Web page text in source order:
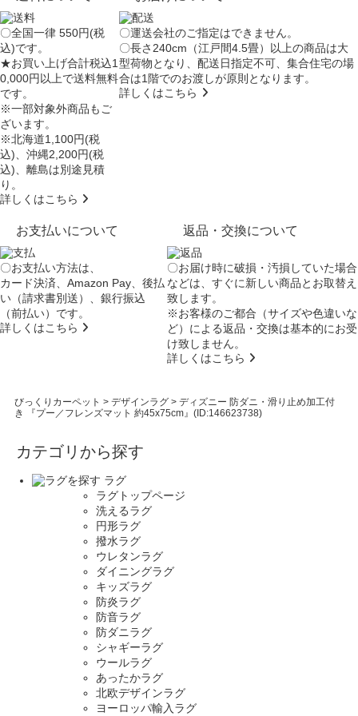
〇全国一律 550円(税
込)です。
★お買い上げ合計税込1
0,000円以上で送料無料
です。
※一部対象外商品もご
ざいます。
※北海道1,100円(税
込)、沖縄2,200円(税
込)、離島は別途見積
り。
詳しくはこちら
〇運送会社のご指定はできません。
〇長さ240cm（江戸間4.5畳）以上の商品は大
型荷物となり、配送日指定不可、集合住宅の場
合は1階でのお渡しが原則となります。
詳しくはこちら
お支払いについて
〇お支払い方法は、
カード決済、Amazon Pay、後払
い（請求書別送）、銀行振込
（前払い）です。
詳しくはこちら
返品・交換について
〇お届け時に破損・汚損していた場合
などは、すぐに新しい商品とお取替え
致します。
※お客様のご都合（サイズや色違いな
ど）による返品・交換は基本的にお受
け致しません。
詳しくはこちら
びっくりカーペット > デザインラグ> ディズニー 防ダニ・滑り止め加工付
き 『プー／フレンズマット 約45x75cm』(ID:146623738)
カテゴリから探す
ラグ
ラグトップページ
洗えるラグ
円形ラグ
撥水ラグ
ウレタンラグ
ダイニングラグ
キッズラグ
防炎ラグ
防音ラグ
防ダニラグ
シャギーラグ
ウールラグ
あったかラグ
北欧デザインラグ
ヨーロッパ輸入ラグ